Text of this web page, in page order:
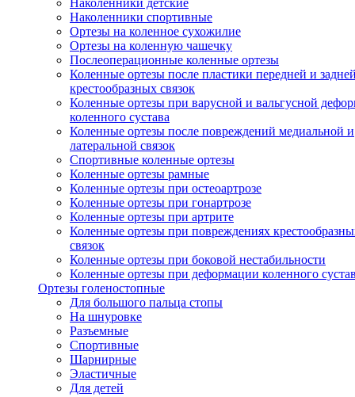
Наколенники детские
Наколенники спортивные
Ортезы на коленное сухожилие
Ортезы на коленную чашечку
Послеоперационные коленные ортезы
Коленные ортезы после пластики передней и
крестообразных связок
Коленные ортезы при варусной и вальгусной
коленного сустава
Коленные ортезы после повреждений медиальной и
латеральной связок
Спортивные коленные ортезы
Коленные ортезы рамные
Коленные ортезы при остеоартрозе
Коленные ортезы при гонартрозе
Коленные ортезы при артрите
Коленные ортезы при повреждениях
связок
Коленные ортезы при боковой нестабильности
Коленные ортезы при деформации коленного
Ортезы голеностопные
Для большого пальца стопы
На шнуровке
Разъемные
Спортивные
Шарнирные
Эластичные
Для детей